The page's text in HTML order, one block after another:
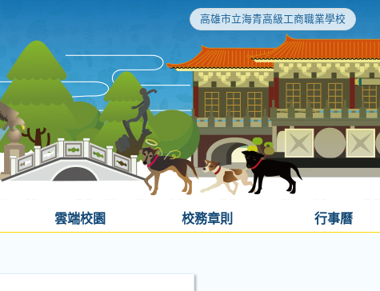
高雄市立海青高級工商職業學校
雲端校園 校務章則 行事曆